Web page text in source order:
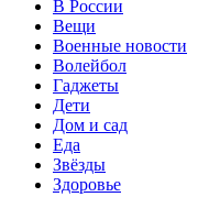
В России
Вещи
Военные новости
Волейбол
Гаджеты
Дети
Дом и сад
Еда
Звёзды
Здоровье